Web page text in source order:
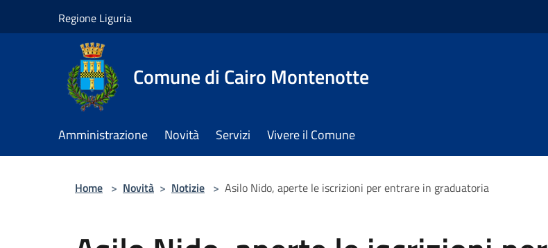
Regione Liguria
Comune di Cairo Montenotte
Amministrazione Novità Servizi Vivere il Comune
Home > Novità > Notizie > Asilo Nido, aperte le iscrizioni per entrare in graduatoria